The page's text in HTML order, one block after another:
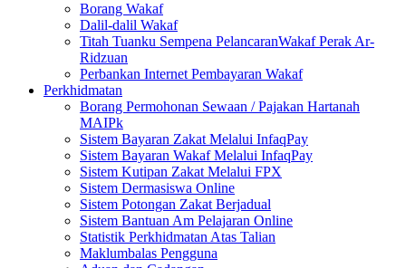
Borang Wakaf
Dalil-dalil Wakaf
Titah Tuanku Sempena PelancaranWakaf Perak Ar-
Ridzuan
Perbankan Internet Pembayaran Wakaf
Perkhidmatan
Borang Permohonan Sewaan / Pajakan Hartanah
MAIPk
Sistem Bayaran Zakat Melalui InfaqPay
Sistem Bayaran Wakaf Melalui InfaqPay
Sistem Kutipan Zakat Melalui FPX
Sistem Dermasiswa Online
Sistem Potongan Zakat Berjadual
Sistem Bantuan Am Pelajaran Online
Statistik Perkhidmatan Atas Talian
Maklumbalas Pengguna